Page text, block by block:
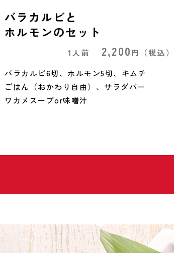
バラカルビと
ホルモンのセット
1人前 2,200円
（税込）
バラカルビ6切、ホルモン5切、キムチ
ごはん（おかわり自由）、サラダバー
ワカメスープor味噌汁